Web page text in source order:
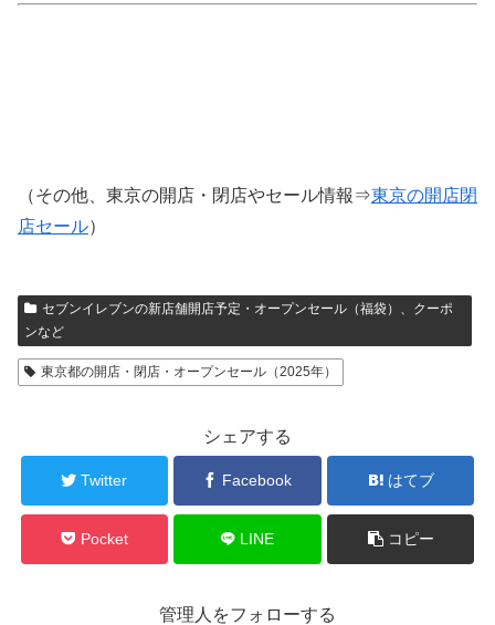
（その他、東京の開店・閉店やセール情報⇒東京の開店閉
店セール）
セブンイレブンの新店舗開店予定・オープンセール（福袋）、クーポ
ンなど
東京都の開店・閉店・オープンセール（2025年）
シェアする
Twitter Facebook はてブ
Pocket LINE コピー
管理人をフォローする